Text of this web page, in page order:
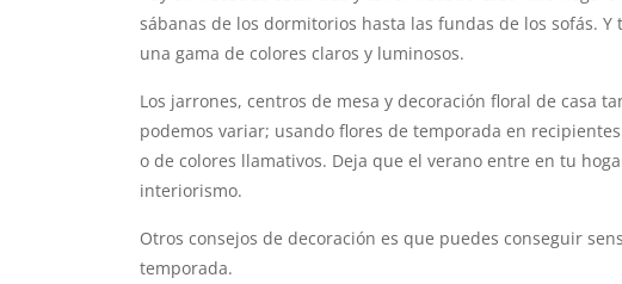
sábanas de los dormitorios hasta las fundas de los sofás. Y
una gama de colores claros y luminosos.
Los jarrones, centros de mesa y decoración floral de casa
podemos variar; usando flores de temporada en
o de colores llamativos. Deja que el verano entre en tu
interiorismo.
Otros consejos de decoración es que puedes conseguir
temporada.